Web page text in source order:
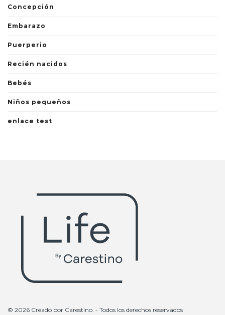
Concepción
Embarazo
Puerperio
Recién nacidos
Bebés
Niños pequeños
enlace test
© 2026 Creado por Carestino. - Todos los derechos reservados